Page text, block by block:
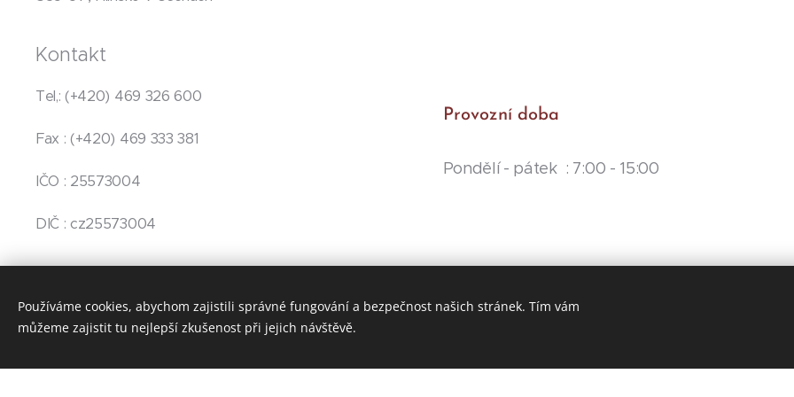
Kontakt
Tel,: (+420) 469 326 600
Fax : (+420) 469 333 381
IČO : 25573004
DIČ : cz25573004
Provozní doba
Pondělí - pátek : 7:00 - 15:00
Používáme cookies, abychom zajistili správné fungování a bezpečnost našich stránek. Tím vám
můžeme zajistit tu nejlepší zkušenost při jejich návštěvě.